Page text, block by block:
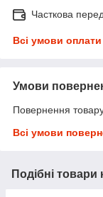
Часткова
Всі умови оплати
Умови
Повернення
Всі умови
Подібні товари